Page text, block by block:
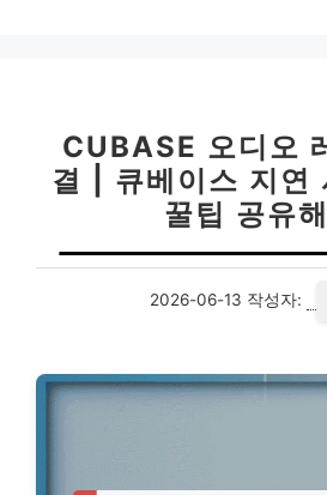
CUBASE 오디오
결 | 큐베이스 지연
꿀팁 공유
2026-06-13 작성자: